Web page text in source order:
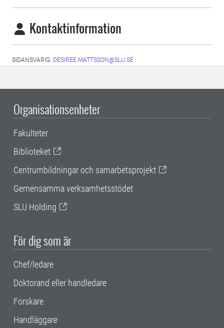
Kontaktinformation
SIDANSVARIG: DESIREE.MATTSSON@SLU.SE
Organisationsenheter
Fakulteter
Biblioteket
Centrumbildningar och samarbetsprojekt
Gemensamma verksamhetsstödet
SLU Holding
För dig som är
Chef/ledare
Doktorand eller handledare
Forskare
Handläggare